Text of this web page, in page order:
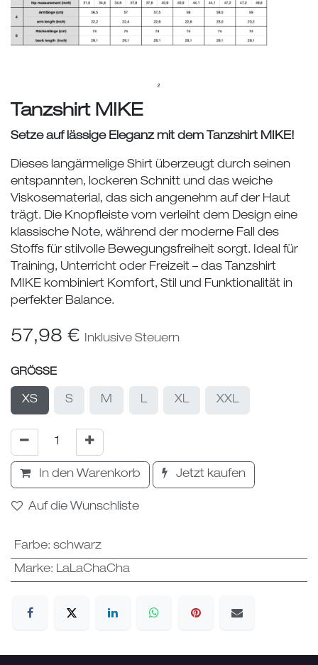
Tanzshirt MIKE
Setze auf lässige Eleganz mit dem Tanzshirt MIKE!
Dieses langärmelige Shirt überzeugt durch seinen
entspannten, lockeren Schnitt und das weiche
Viskosematerial, das sich angenehm auf der Haut
trägt. Die Knopfleiste vorn verleiht dem Design eine
klassische Note, während der moderne Fall des
Stoffs für stilvolle Bewegungsfreiheit sorgt. Ideal für
Training, Unterricht oder Freizeit – das Tanzshirt
MIKE kombiniert Komfort, Stil und Funktionalität in
perfekter Balance.
57,98 € Inklusive Steuern
GRÖSSE
XS S M L XL XXL
In den Warenkorb Jetzt kaufen
Auf die Wunschliste
Farbe: schwarz
Marke: LaLaChaCha